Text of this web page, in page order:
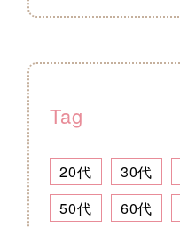
Tag
20代 30代
50代
60代